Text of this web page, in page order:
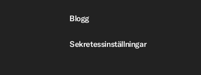
Blogg
Sekretessinställningar